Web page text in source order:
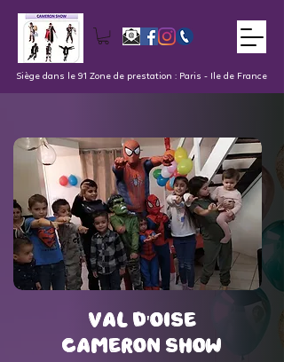
Siège dans le 91 Zone de prestation : Paris - Ile de France
val d'oise
Cameron Show
val d'oise
Cameron Show